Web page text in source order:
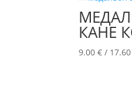
КАНЕ
9.00€ /